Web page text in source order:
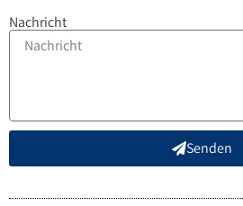
Nachricht
Senden